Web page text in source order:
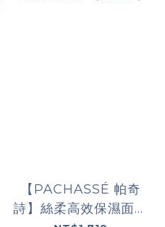
【PACHASSÉ 帕奇
詩】絲柔高效保濕面膜